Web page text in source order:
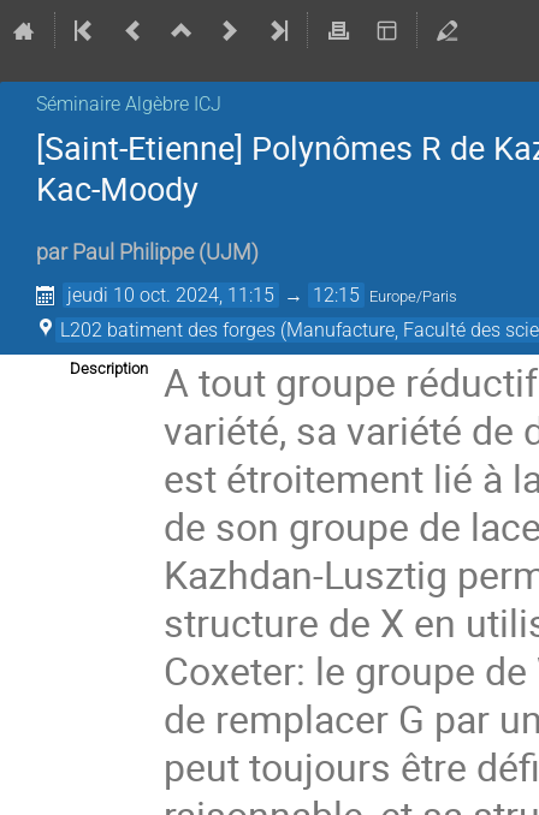
Séminaire Algèbre ICJ
[Saint-Etienne] Polynômes R de
Kac-Moody
par Paul Philippe (UJM )
jeudi 10 oct. 2024, 11:15 → 12:15 Europe/Paris
L202 batiment des forges (Manufacture, Faculté des
Description
A tout groupe
variété, sa variété de
est étroitement lié à
de son groupe de
Kazhdan-Lusztig
structure de X en
Coxeter: le groupe
de remplacer G par
peut toujours être